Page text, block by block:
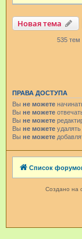
Новая тема
535 тем
ПРАВА ДОСТУПА
Вы не можете
Вы не можете
Вы не можете
Вы не можете
Вы не можете
Список
Создано на